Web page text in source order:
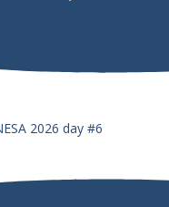
2026 day #6